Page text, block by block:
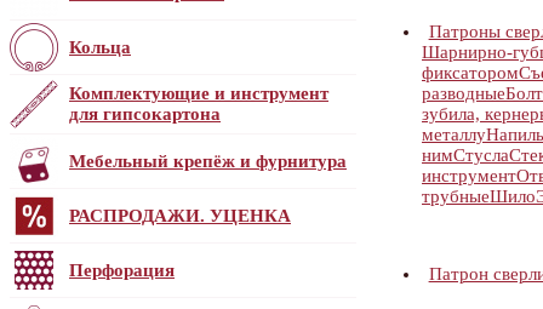
Кольца
Комплектующие и инструмент
для гипсокартона
Мебельный крепёж и фурнитура
РАСПРОДАЖИ. УЦЕНКА
Перфорация
Патроны
Шарнирно-
фиксатором
разводные
зубила,
металлу
нимСтусла
инструмент
трубныеШило
Патрон